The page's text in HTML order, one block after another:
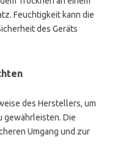
Feuchtigkeit kann die
des Geräts
des Herstellers, um
gewährleisten. Die
Umgang und zur